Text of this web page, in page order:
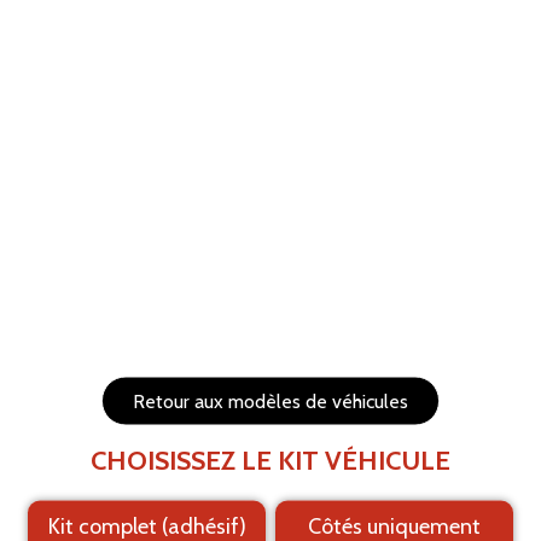
Retour aux modèles de véhicules
CHOISISSEZ LE KIT VÉHICULE
Kit complet (adhésif)
Côtés uniquement